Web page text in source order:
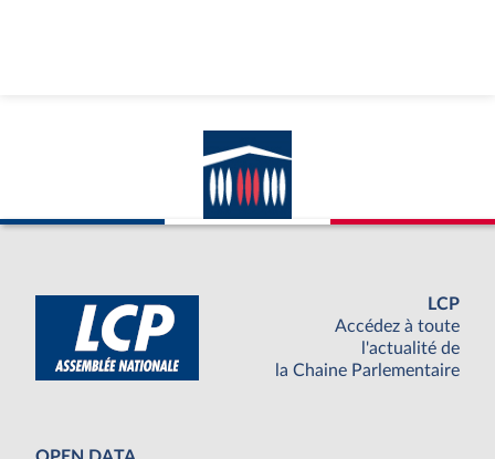
LCP
Accédez à toute
l'actualité de
la Chaine Parlementaire